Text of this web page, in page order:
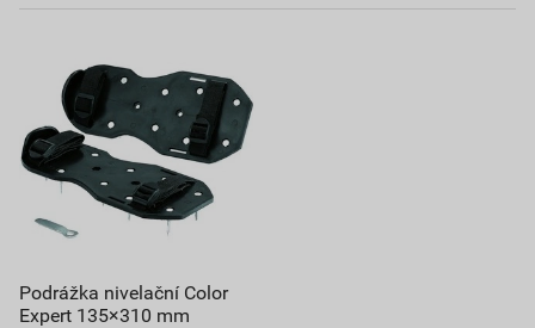
Podrážka nivelační Color
Expert 135×310 mm